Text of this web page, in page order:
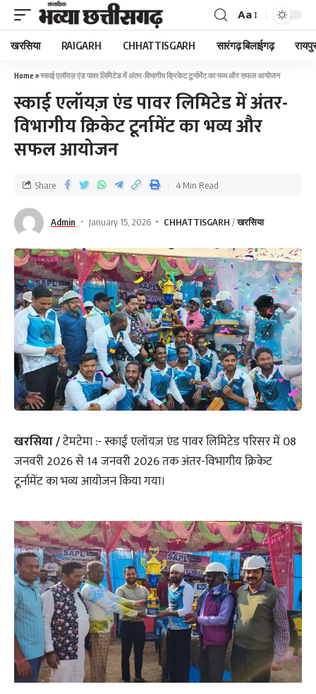
Aa
खरसिया RAIGARH CHHATTISGARH सारंगढ़ बिलाईगढ़
Home »स्काई एलॉयज़ एंड पावर लिमिटेड में अंतर-विभागीय क्रिकेट टूर्नामेंट का भव्य और सफल आयोजन
स्काई एलॉयज़ एंड पावर लिमिटेड में अंतर-
विभागीय क्रिकेट टूर्नामेंट का भव्य और
सफल आयोजन
Admin January 15, 2026 CHHATTISGARH खरसिया
Share 4 Min Read
खरसिया /टेमटेमा :- स्काई एलॉयज़ एंड पावर लिमिटेड परिसर में 08
जनवरी 2026 से 14 जनवरी 2026 तक अंतर-विभागीय क्रिकेट
टूर्नामेंट का भव्य आयोजन किया गया।